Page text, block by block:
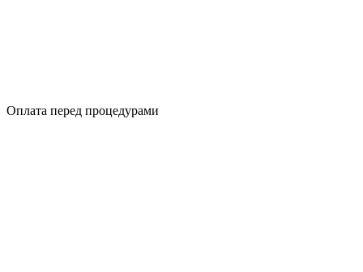
Оплата перед процедурами